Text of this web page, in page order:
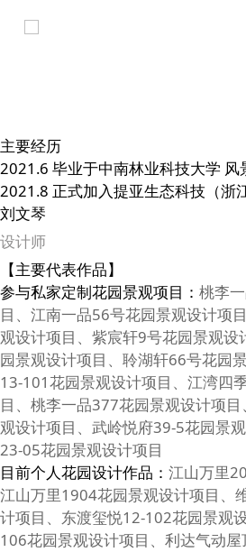
主要经历
2021.6 毕业于中南林业科技大学 风
2021.8 正式加入提亚生态科技（浙
刘文琴
设计师
【主要代表作品】
参与私家定制花园景观项目： 桃李
目、江南一品56号花园景观设计项
观设计项目、紫宸轩9号花园景观
园景观设计项目、聆湖轩66号花园
13-101花园景观设计项目、江湾四
目、桃李一品377花园景观设计项
观设计项目、武岭悦府39-5花园景
23-05花园景观设计项目
目前个人花园设计作品： 江山万里
江山万里1904花园景观设计项目、
计项目、东渡玺悦12-102花园景观
106花园景观设计项目、利达气动